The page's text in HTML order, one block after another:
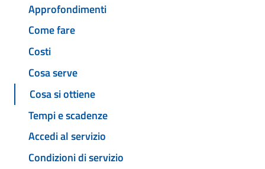
Approfondimenti
Come fare
Costi
Cosa serve
Cosa si ottiene
Tempi e scadenze
Accedi al servizio
Condizioni di servizio